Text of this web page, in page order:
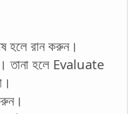
রান করুন।
। তানা হলে Evaluate